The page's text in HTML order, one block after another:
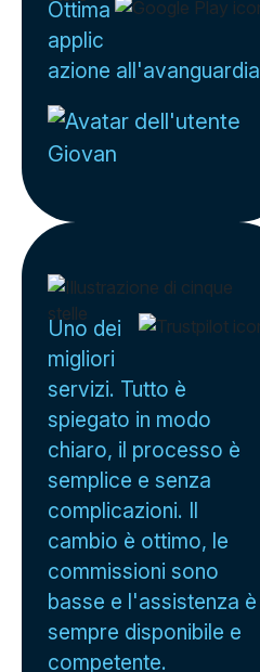
Ottima
applic
azione all'avanguardia
Giovan
Uno dei
migliori
servizi. Tutto è
spiegato in modo
chiaro, il processo è
semplice e senza
complicazioni. Il
cambio è ottimo, le
commissioni sono
basse e l'assistenza è
sempre disponibile e
competente.